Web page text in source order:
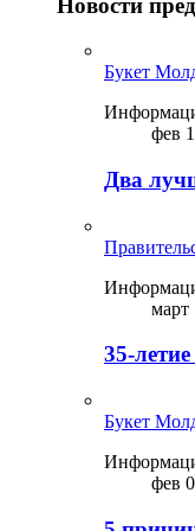
Букет
фев
Два
март
35-
Букет
фев